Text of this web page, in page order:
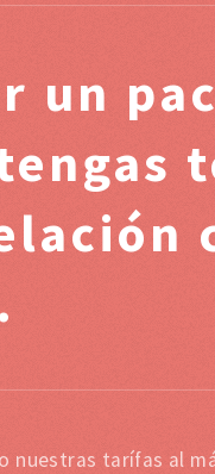
un
nuestras tarífas al